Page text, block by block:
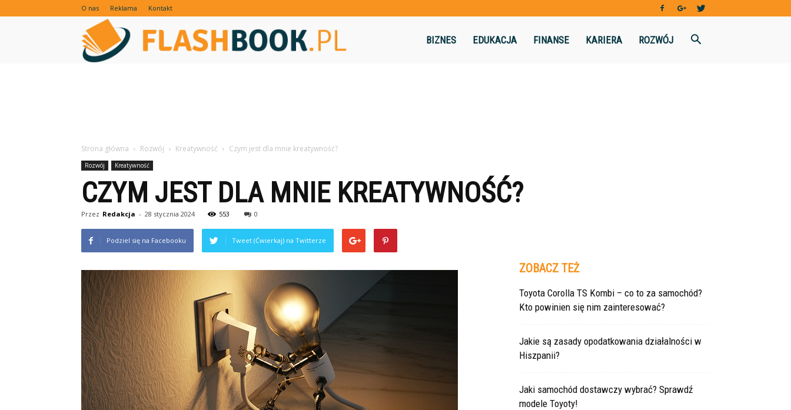
O nas Reklama Kontakt
BIZNES EDUKACJA FINANSE KARIERA ROZWÓJ
Strona główna Rozwój Kreatywność Czym jest dla mnie kreatywność?
Rozwój Kreatywność
CZYM JEST DLA MNIE KREATYWNOŚĆ?
Przez Redakcja - 28 stycznia 2024 553 0
Podziel się na Facebooku Tweet (Ćwierkaj) na Twitterze
ZOBACZ TEŻ
Toyota Corolla TS Kombi – co to za samochód?
Kto powinien się nim zainteresować?
Jakie są zasady opodatkowania działalności w
Hiszpanii?
Jaki samochód dostawczy wybrać? Sprawdź
modele Toyoty!